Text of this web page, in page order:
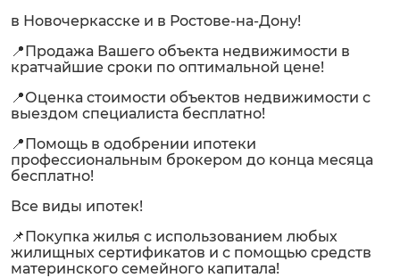
в Новочеркасске и в Ростове-на-Дону!
📍Продажа Вашего объекта недвижимости в
кратчайшие сроки по оптимальной цене!
📍Оценка стоимости объектов недвижимости с
выездом специалиста бесплатно!
📍Помощь в одобрении ипотеки
профессиональным брокером до конца месяца
бесплатно!
Все виды ипотек!
📌Покупка жилья с использованием любых
жилищных сертификатов и с помощью средств
материнского семейного капитала!